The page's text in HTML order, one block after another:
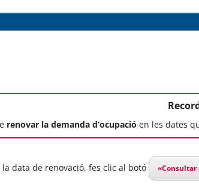
renovar la demanda d’ocupació en les dates
la data de renovació, fes clic al botó «Consultar